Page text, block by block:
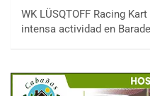
WK LÜSQTOFF Racing
intensa actividad en
IAME SERIES ARGENTINA 6
KDO - F6